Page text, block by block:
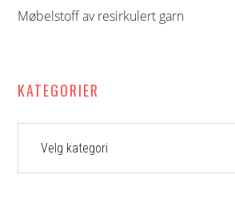
Møbelstoff av resirkulert garn
KATEGORIER